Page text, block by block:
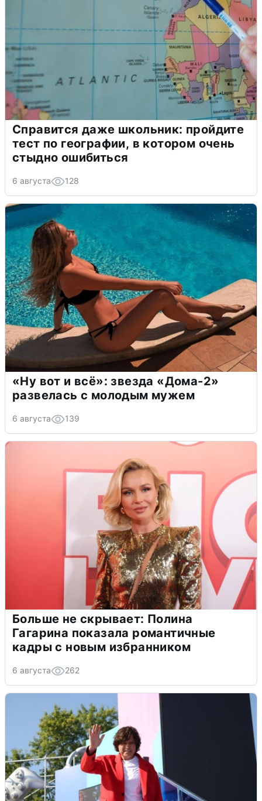
Справится даже школьник: пройдите
тест по географии, в котором очень
стыдно ошибиться
6 августа 128
«Ну вот и всё»: звезда «Дома-2»
развелась с молодым мужем
6 августа 139
Больше не скрывает: Полина
Гагарина показала романтичные
кадры с новым избранником
6 августа 262